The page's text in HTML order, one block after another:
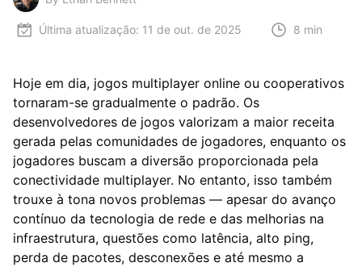
Última atualização: 11 de out. de 2025 8 min
Hoje em dia, jogos multiplayer online ou cooperativos
tornaram-se gradualmente o padrão. Os
desenvolvedores de jogos valorizam a maior receita
gerada pelas comunidades de jogadores, enquanto os
jogadores buscam a diversão proporcionada pela
conectividade multiplayer. No entanto, isso também
trouxe à tona novos problemas — apesar do avanço
contínuo da tecnologia de rede e das melhorias na
infraestrutura, questões como latência, alto ping,
perda de pacotes, desconexões e até mesmo a